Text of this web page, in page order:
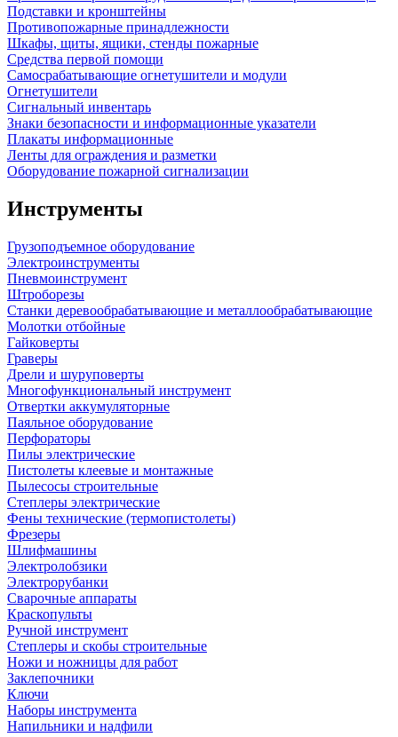
Подставки и кронштейны
Противопожарные принадлежности
Шкафы, щиты, ящики, стенды пожарные
Средства первой помощи
Самосрабатывающие огнетушители и модули
Огнетушители
Сигнальный инвентарь
Знаки безопасности и информационные указатели
Плакаты информационные
Ленты для ограждения и разметки
Оборудование пожарной сигнализации
Инструменты
Грузоподъемное оборудование
Электроинструменты
Пневмоинструмент
Штроборезы
Станки деревообрабатывающие и металлообрабатывающие
Молотки отбойные
Гайковерты
Граверы
Дрели и шуруповерты
Многофункциональный инструмент
Отвертки аккумуляторные
Паяльное оборудование
Перфораторы
Пилы электрические
Пистолеты клеевые и монтажные
Пылесосы строительные
Степлеры электрические
Фены технические (термопистолеты)
Фрезеры
Шлифмашины
Электролобзики
Электрорубанки
Сварочные аппараты
Краскопульты
Ручной инструмент
Степлеры и скобы строительные
Ножи и ножницы для работ
Заклепочники
Ключи
Наборы инструмента
Напильники и надфили